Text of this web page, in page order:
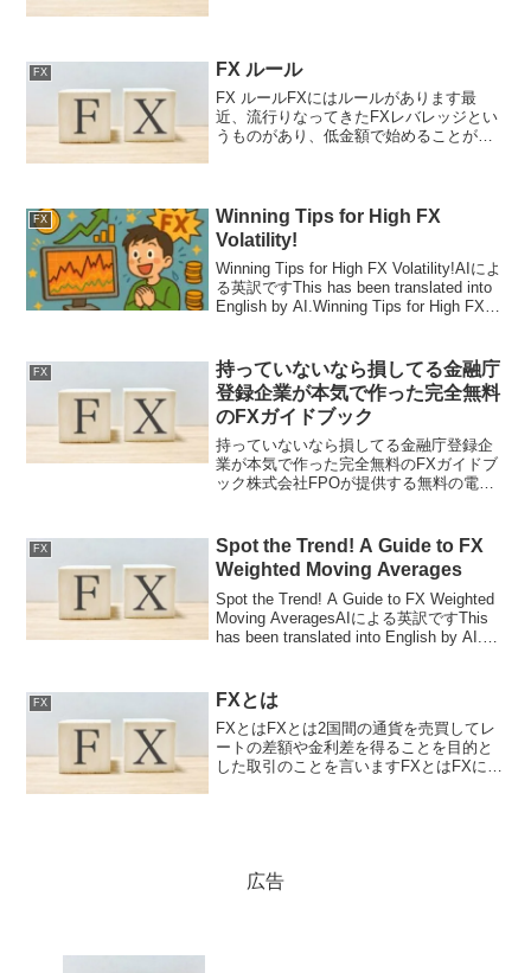
きたとえば、1ドル＝...
FX FX ルール
FX ルールFXにはルールがあります最
近、流行りなってきたFXレバレッジとい
うものがあり、低金額で始めることがで
低限のルールは知...
FX
Winning Tips for High FX
Volatility!
Winning Tips for High FX Volatility!AIによ
る英訳ですThis has been translated into
English by AI.Winning Tips for High FX
FX
持っていないなら損してる金融庁
登録企業が本気で作った完全無料
のFXガイドブック
持っていないなら損してる金融庁登録企
業が本気で作った完全無料のFXガイドブ
ック株式会社FPOが提供する無料の電子
ガイド無料提供中！（図解オールカラー
128ページ）こ...
FX
Spot the Trend! A Guide to FX
Weighted Moving Averages
Spot the Trend! A Guide to FX Weighted
Moving AveragesAIによる英訳ですThis
has been translated into English by AI.📊
FX FXとは
FXとはFXとは2国間の通貨を売買してレ
ートの差額や金利差を得ることを目的と
した取引のことを言いますFXとはFXにつ
広告